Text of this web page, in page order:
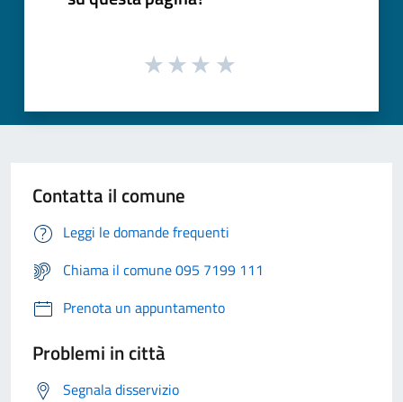
Contatta il comune
Leggi le domande frequenti
Chiama il comune 095 7199 111
Prenota un appuntamento
Problemi in città
Segnala disservizio